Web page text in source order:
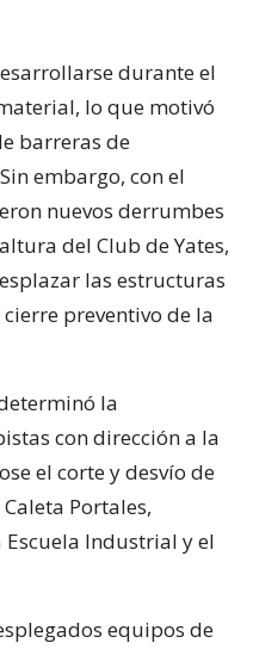
durante el
lo que motivó
barreras de
embargo, con el
nuevos derrumbes
del Club de Yates,
las estructuras
preventivo de la
la
con dirección a la
el corte y desvío de
Portales,
Industrial y el
equipos de